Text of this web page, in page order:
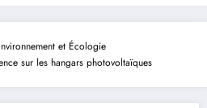
et Écologie
sur les hangars photovoltaïques